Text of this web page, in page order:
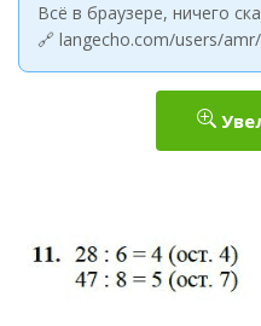
Всё в браузере, ничего
🔗 langecho.com/users/